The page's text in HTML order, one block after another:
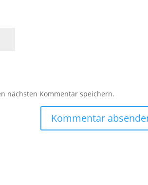
nächsten Kommentar speichern.